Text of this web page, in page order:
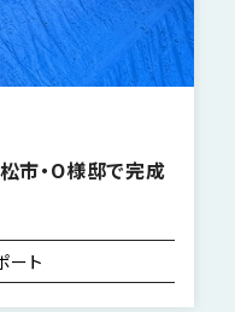
松市・O様邸で完成
ート